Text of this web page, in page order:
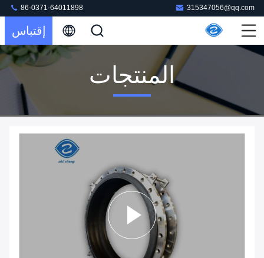
315347056@qq.com
86-0371-64011898
إقتباس
المنتجات